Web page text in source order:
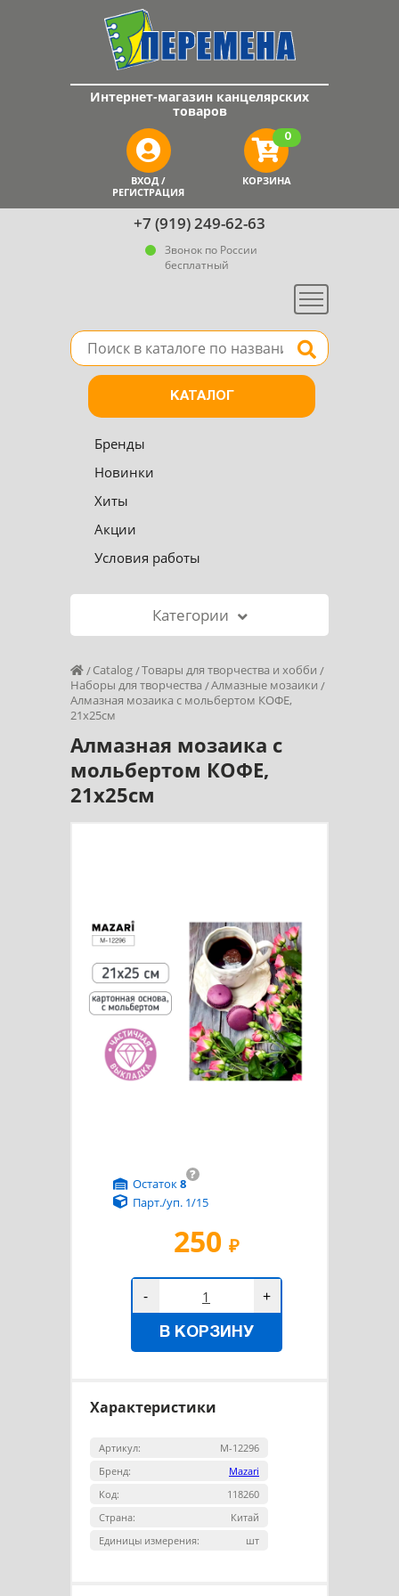
+7 (919) 249-62-63
Звонок по России
бесплатный
Меню
Интернет-магазин канцелярских
товаров
ВХОД /
РЕГИСТРАЦИЯ
КОРЗИНА
0
Поле для поиска товара в каталоге Найти
КАТАЛОГ
Бренды
Новинки
Хиты
Акции
Условия работы
Категории
Catalog Товары для творчества и хобби
Наборы для творчества
Алмазные мозаики
Алмазная мозаика с мольбертом КОФЕ,
21х25см
Алмазная мозаика с
мольбертом КОФЕ,
21х25см
250 ₽
?
Остаток8
Парт./уп. 1/15
- +
В КОРЗИНУ
Характеристики
Артикул:
M-12296
Бренд:
Mazari
Код:
118260
Страна:
Китай
Единицы измерения:
шт